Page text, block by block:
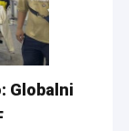
Globalni